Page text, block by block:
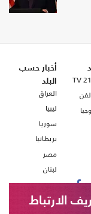
أخبار حسب
البلد
العراق
ليبيا
سوريا
بريطانيا
مصر
لبنان
الارتباط